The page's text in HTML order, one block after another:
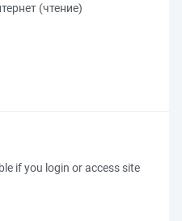
(чтение)
if you login or access site